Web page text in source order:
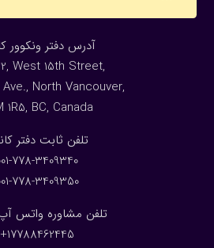
:آدرس دفتر ونکوور
West 15th Street,
North Vancouver,
1R5, BC, Canada
:تلفن ثابت دفتر
778-3409340
778-3409350
تلفن مشاوره واتس آپ
17788462445+